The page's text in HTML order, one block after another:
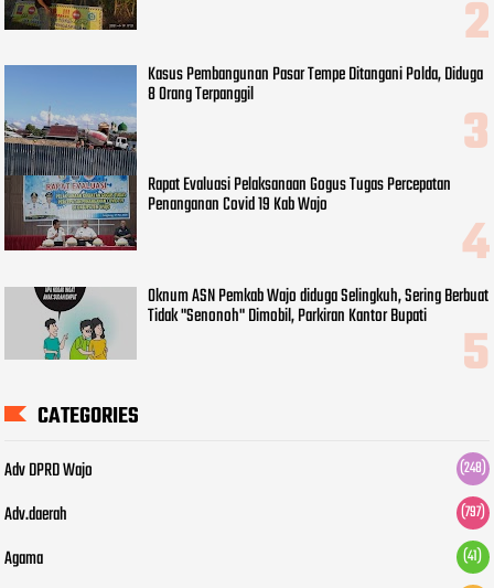
Kasus Pembangunan Pasar Tempe Ditangani Polda, Diduga
8 Orang Terpanggil
Rapat Evaluasi Pelaksanaan Gogus Tugas Percepatan
Penanganan Covid 19 Kab Wajo
Oknum ASN Pemkab Wajo diduga Selingkuh, Sering Berbuat
Tidak "Senonoh" Dimobil, Parkiran Kantor Bupati
CATEGORIES
Adv DPRD Wajo (248)
Adv.daerah (797)
Agama (41)